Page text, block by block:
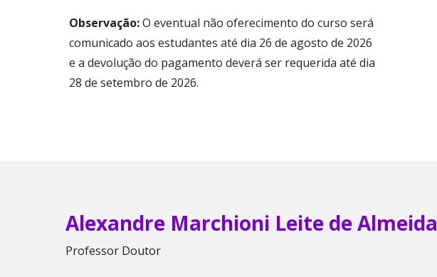
Observação:O eventual não oferecimento do curso será
comunicado aos estudantes até dia 26 de agosto de 2026
e a devolução do pagamento deverá ser requerida até dia
28 de setembro de 2026.
Alexandre Marchioni Leite de Almeida
Professor Doutor